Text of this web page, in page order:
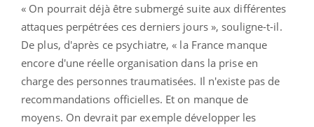
« On pourrait déjà être submergé suite aux différentes
attaques perpétrées ces derniers jours », souligne-t-il.
De plus, d'après ce psychiatre, « la France manque
encore d'une réelle organisation dans la prise en
charge des personnes traumatisées. Il n'existe pas de
recommandations officielles. Et on manque de
moyens. On devrait par exemple développer les